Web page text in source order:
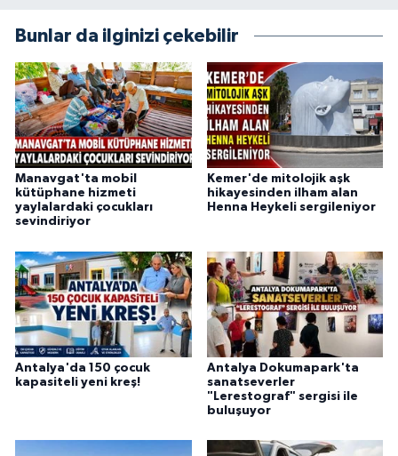
Bunlar da ilginizi çekebilir
Manavgat'ta mobil
kütüphane hizmeti
yaylalardaki çocukları
sevindiriyor
Kemer'de mitolojik aşk
hikayesinden ilham alan
Henna Heykeli sergileniyor
Antalya'da 150 çocuk
kapasiteli yeni kreş!
Antalya Dokumapark'ta
sanatseverler
"Lerestograf" sergisi ile
buluşuyor